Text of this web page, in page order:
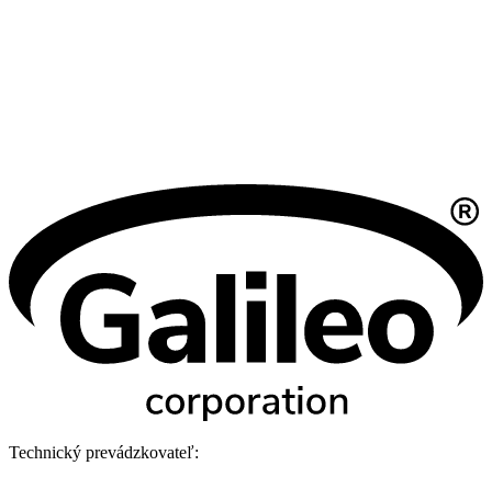
Technický prevádzkovateľ: